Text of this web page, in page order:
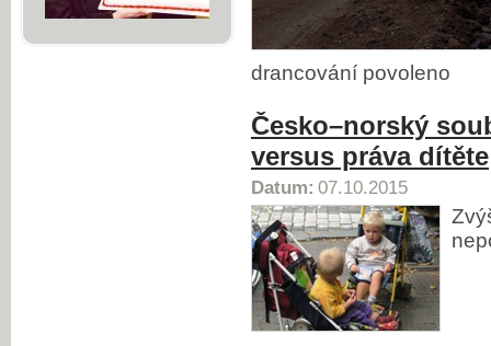
drancování povoleno
Česko–norský
versus práva dítěte
Datum: 07.10.2015